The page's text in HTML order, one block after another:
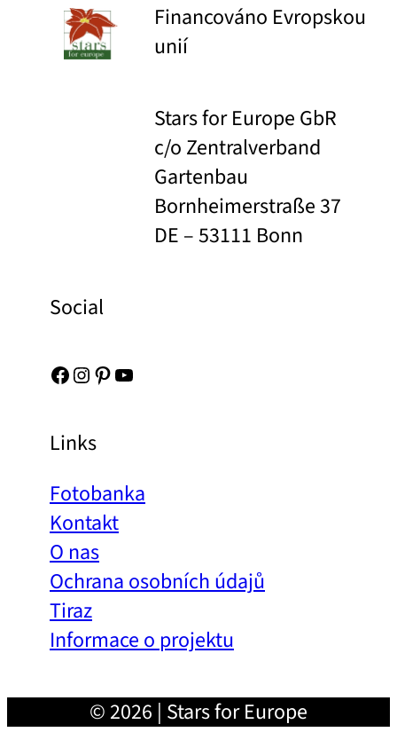
Financováno Evropskou
unií
Stars for Europe GbR
c/o Zentralverband
Gartenbau
Bornheimerstraße 37
DE – 53111 Bonn
Social
Facebook Instagram Pinterest YouTube
Links
Fotobanka
Kontakt
O nas
Ochrana osobních údajů
Tiraz
Informace o projektu
© 2026 | Stars for Europe